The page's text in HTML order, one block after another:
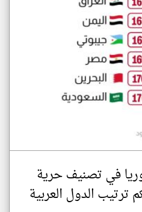
في تصنيف حرية
ترتيب الدول العربية